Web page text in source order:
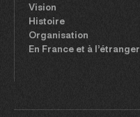
Vision
Histoire
Organisation
En France et à l’étranger